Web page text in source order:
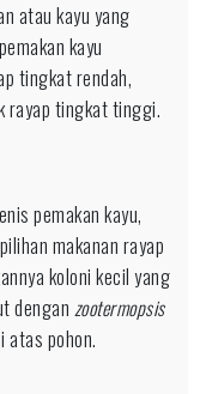
atau kayu yang
kayu
tingkat rendah,
rayap tingkat tinggi.
pemakan kayu,
makanan rayap
koloni kecil yang
dengan zootermopsis
atas pohon.